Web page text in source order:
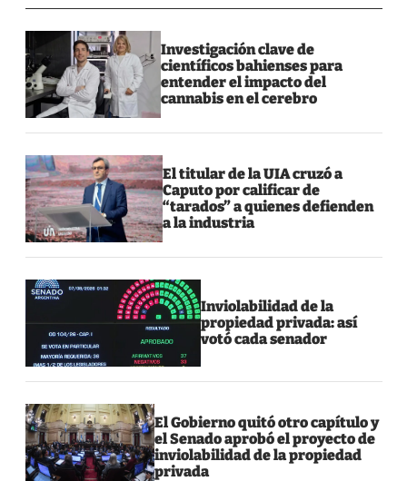
Investigación clave de
científicos bahienses para
entender el impacto del
cannabis en el cerebro
El titular de la UIA cruzó a
Caputo por calificar de
“tarados” a quienes defienden
a la industria
Inviolabilidad de la
propiedad privada: así
votó cada senador
El Gobierno quitó otro capítulo y
el Senado aprobó el proyecto de
inviolabilidad de la propiedad
privada